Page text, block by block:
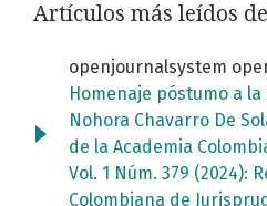
Artículos más leídos
openjournalsystem
Homenaje póstumo a
Nohora Chavarro De
de la Academia
Vol. 1 Núm. 379 (2024):
Colombiana de